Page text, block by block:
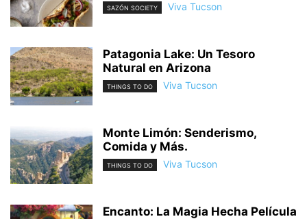
SAZÓN SOCIETY Viva Tucson
Patagonia Lake: Un Tesoro
Natural en Arizona
THINGS TO DO Viva Tucson
Monte Limón: Senderismo,
Comida y Más.
THINGS TO DO Viva Tucson
Encanto: La Magia Hecha Película